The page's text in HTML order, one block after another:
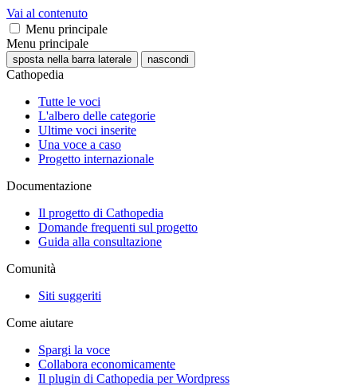
Vai al contenuto
Menu principale
Menu principale
sposta nella barra laterale nascondi
Cathopedia
Tutte le voci
L'albero delle categorie
Ultime voci inserite
Una voce a caso
Progetto internazionale
Documentazione
Il progetto di Cathopedia
Domande frequenti sul progetto
Guida alla consultazione
Comunità
Siti suggeriti
Come aiutare
Spargi la voce
Collabora economicamente
Il plugin di Cathopedia per Wordpress